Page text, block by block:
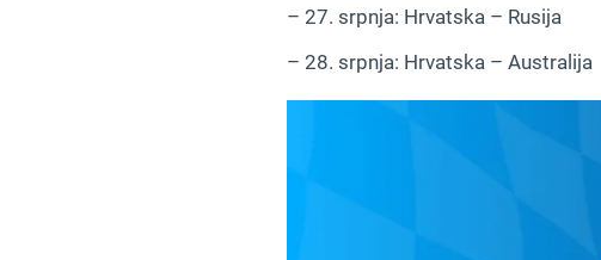
– 27. srpnja: Hrvatska – Rusija
– 28. srpnja: Hrvatska – Australija